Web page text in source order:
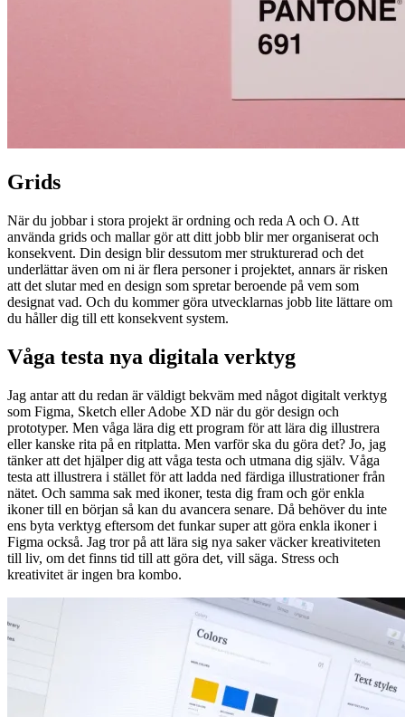
Grids
När du jobbar i stora projekt är ordning och reda A och O. Att
använda grids och mallar gör att ditt jobb blir mer organiserat och
konsekvent. Din design blir dessutom mer strukturerad och det
underlättar även om ni är flera personer i projektet, annars är risken
att det slutar med en design som spretar beroende på vem som
designat vad. Och du kommer göra utvecklarnas jobb lite lättare om
du håller dig till ett konsekvent system.
Våga testa nya digitala verktyg
Jag antar att du redan är väldigt bekväm med något digitalt verktyg
som Figma, Sketch eller Adobe XD när du gör design och
prototyper. Men våga lära dig ett program för att lära dig illustrera
eller kanske rita på en ritplatta. Men varför ska du göra det? Jo, jag
tänker att det hjälper dig att våga testa och utmana dig själv. Våga
testa att illustrera i stället för att ladda ned färdiga illustrationer från
nätet. Och samma sak med ikoner, testa dig fram och gör enkla
ikoner till en början så kan du avancera senare. Då behöver du inte
ens byta verktyg eftersom det funkar super att göra enkla ikoner i
Figma också. Jag tror på att lära sig nya saker väcker kreativiteten
till liv, om det finns tid till att göra det, vill säga. Stress och
kreativitet är ingen bra kombo.